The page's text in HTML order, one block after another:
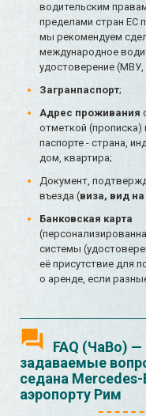
водительским
пределами стран ЕС
мы рекомендуем
международное
удостоверение (МВУ,
Загранпаспорт;
Адрес проживания
отметкой (прописка)
паспорте - страна,
дом, квартира;
Документ,
въезда (виза, вид
Банковская карта
системы
её присутствие для
о аренде, если
FAQ (ЧаВо) —
задаваемые
седана Mercedes-
аэропорту Рим